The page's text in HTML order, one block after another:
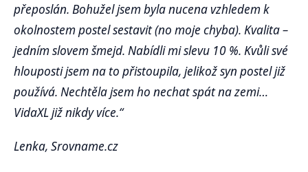
přeposlán. Bohužel jsem byla nucena vzhledem k
okolnostem postel sestavit (no moje chyba). Kvalita –
jedním slovem šmejd. Nabídli mi slevu 10 %. Kvůli své
hlouposti jsem na to přistoupila, jelikož syn postel již
používá. Nechtěla jsem ho nechat spát na zemi…
VidaXL již nikdy více.“
Lenka, Srovname.cz